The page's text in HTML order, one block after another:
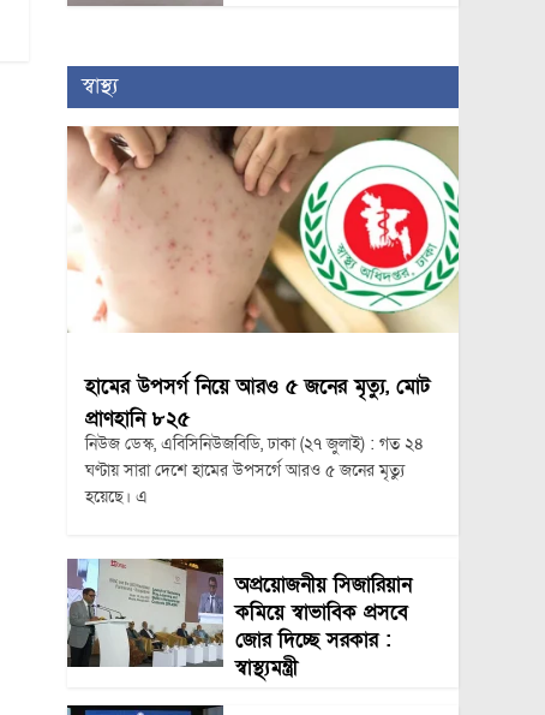
স্বাস্থ্য
হামের উপসর্গ নিয়ে আরও ৫ জনের মৃত্যু, মোট
প্রাণহানি ৮২৫
নিউজ ডেস্ক, এবিসিনিউজবিডি, ঢাকা (২৭ জুলাই) : গত ২৪
ঘণ্টায় সারা দেশে হামের উপসর্গে আরও ৫ জনের মৃত্যু
হয়েছে। এ
অপ্রয়োজনীয় সিজারিয়ান
কমিয়ে স্বাভাবিক প্রসবে
জোর দিচ্ছে সরকার :
স্বাস্থ্যমন্ত্রী